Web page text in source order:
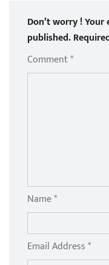
Don’t worry !
published.
Comment *
Name *
Email Address *